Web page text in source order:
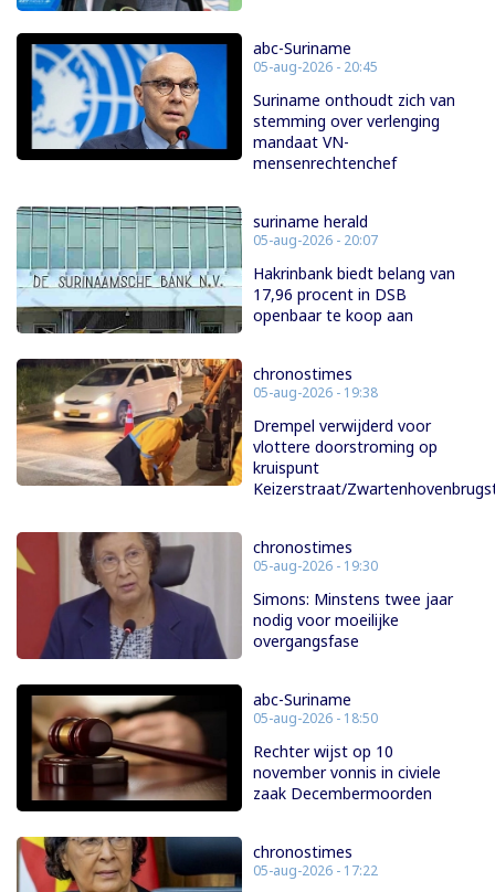
abc-Suriname
05-aug-2026 - 20:45
Suriname onthoudt zich van
stemming over verlenging
mandaat VN-
mensenrechtenchef
suriname herald
05-aug-2026 - 20:07
Hakrinbank biedt belang van
17,96 procent in DSB
openbaar te koop aan
chronostimes
05-aug-2026 - 19:38
Drempel verwijderd voor
vlottere doorstroming op
kruispunt
Keizerstraat/
chronostimes
05-aug-2026 - 19:30
Simons: Minstens twee jaar
nodig voor moeilijke
overgangsfase
abc-Suriname
05-aug-2026 - 18:50
Rechter wijst op 10
november vonnis in civiele
zaak Decembermoorden
chronostimes
05-aug-2026 - 17:22